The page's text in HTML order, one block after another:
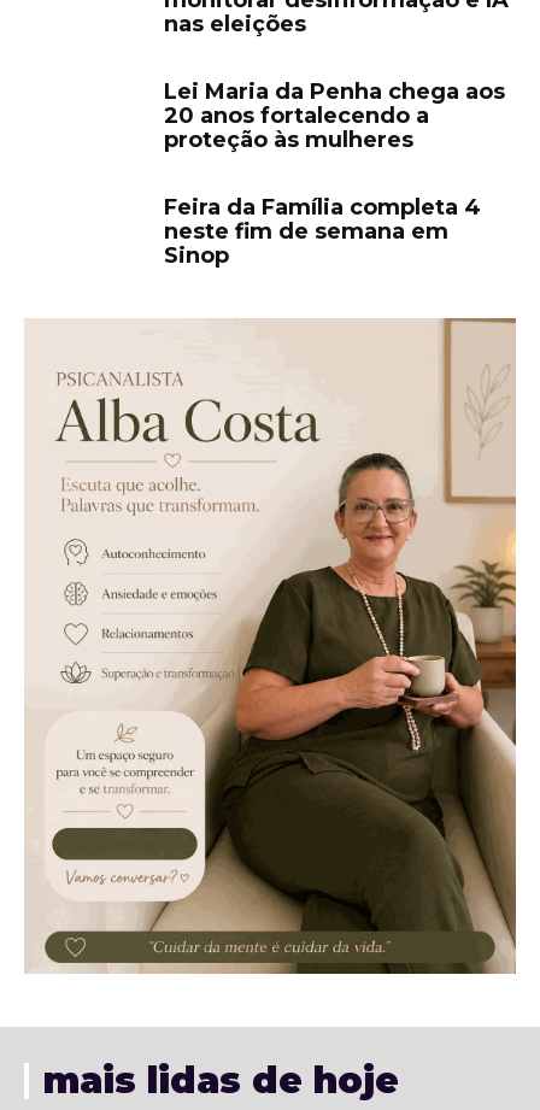
nas eleições
Lei Maria da Penha chega aos
20 anos fortalecendo a
proteção às mulheres
Feira da Família completa 4
neste fim de semana em
Sinop
mais lidas de hoje